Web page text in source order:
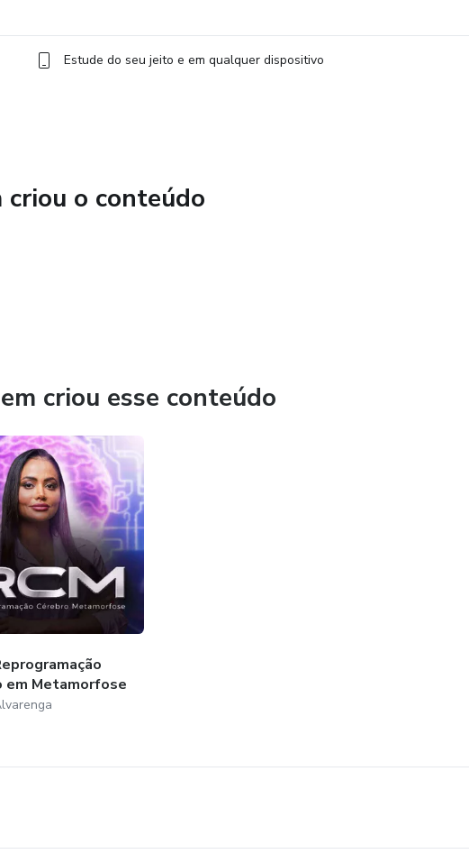
Estude do seu jeito e em qualquer dispositivo
criou o conteúdo
criou esse conteúdo
em Metamorfose